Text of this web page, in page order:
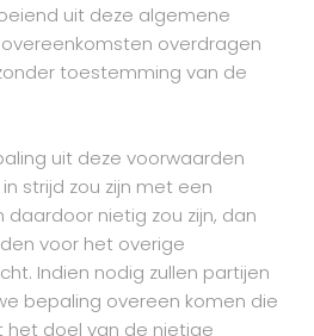
uit deze algemene
overdragen
toestemming van de
uit deze voorwaarden
strijd zou zijn met een
nietig zou zijn, dan
voor het overige
Indien nodig zullen partijen
bepaling overeen komen die
het doel van de nietige